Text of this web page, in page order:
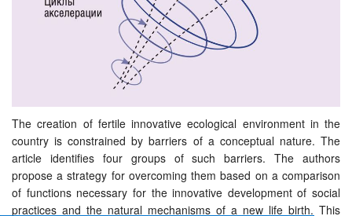
The creation of fertile innovative ecological environment in the
country is constrained by barriers of a conceptual nature. The
article identifies four groups of such barriers. The authors
propose a strategy for overcoming them based on a comparison
of functions necessary for the innovative development of social
practices and the natural mechanisms of a new life birth. This